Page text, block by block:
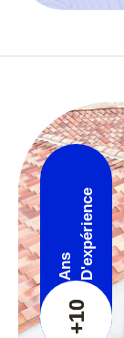
+10
Ans D'expérience